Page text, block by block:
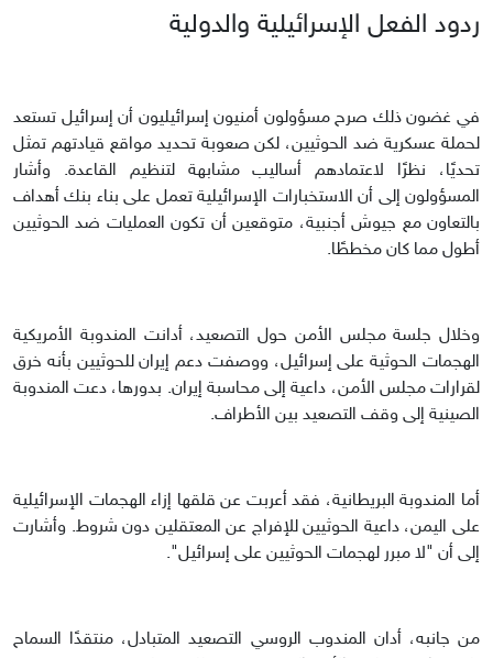
ردود الفعل الإسرائيلية والدولية
في غضون ذلك صرح مسؤولون أمنيون إسرائيليون أن إسرائيل تستعد
لحملة عسكرية ضد الحوثيين، لكن صعوبة تحديد مواقع قيادتهم تمثل
تحديًا، نظرًا لاعتمادهم أساليب مشابهة لتنظيم القاعدة. وأشار
المسؤولون إلى أن الاستخبارات الإسرائيلية تعمل على بناء بنك أهداف
بالتعاون مع جيوش أجنبية، متوقعين أن تكون العمليات ضد الحوثيين
أطول مما كان مخططًا.
وخلال جلسة مجلس الأمن حول التصعيد، أدانت المندوبة الأمريكية
الهجمات الحوثية على إسرائيل، ووصفت دعم إيران للحوثيين بأنه خرق
لقرارات مجلس الأمن، داعية إلى محاسبة إيران. بدورها، دعت المندوبة
الصينية إلى وقف التصعيد بين الأطراف.
أما المندوبة البريطانية، فقد أعربت عن قلقها إزاء الهجمات الإسرائيلية
على اليمن، داعية الحوثيين للإفراج عن المعتقلين دون شروط. وأشارت
إلى أن "لا مبرر لهجمات الحوثيين على إسرائيل".
من جانبه، أدان المندوب الروسي التصعيد المتبادل، منتقدًا السماح